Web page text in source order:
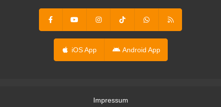
iOS App Android App
Impressum